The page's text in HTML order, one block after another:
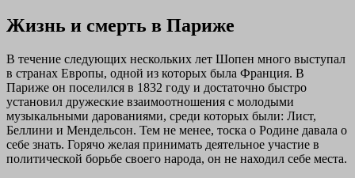
Жизнь и смерть в Париже
В течение следующих нескольких лет Шопен много выступал
в странах Европы, одной из которых была Франция. В
Париже он поселился в 1832 году и достаточно быстро
установил дружеские взаимоотношения с молодыми
музыкальными дарованиями, среди которых были: Лист,
Беллини и Мендельсон. Тем не менее, тоска о Родине давала о
себе знать. Горячо желая принимать деятельное участие в
политической борьбе своего народа, он не находил себе места.